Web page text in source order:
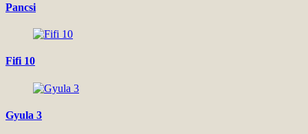
Pancsi
Fifi 10
Gyula 3